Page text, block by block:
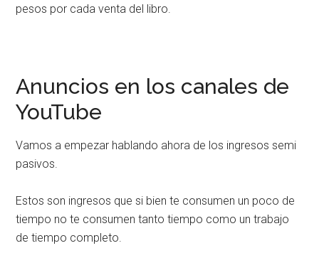
pesos por cada venta del libro.
Anuncios en los canales de
YouTube
Vamos a empezar hablando ahora de los ingresos semi
pasivos.
Estos son ingresos que si bien te consumen un poco de
tiempo no te consumen tanto tiempo como un trabajo
de tiempo completo.